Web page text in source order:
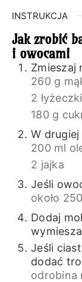
INSTRUKCJA
Jak zrobić
i owocami
Zmieszaj
260 g
2
180 g
W drugiej
200 ml
2 jajka
Jeśli
około
Dodaj
Jeśli
dodać
odrobina